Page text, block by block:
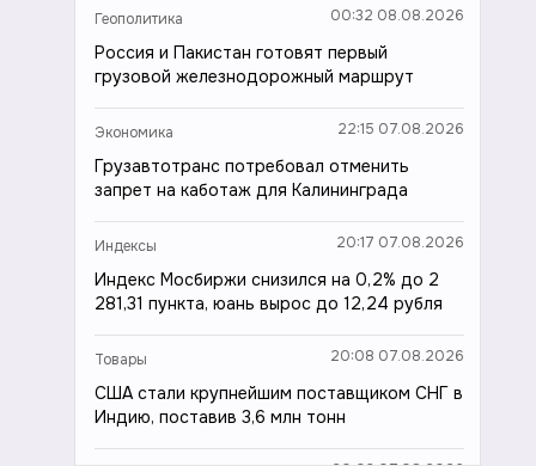
Геополитика 00:32 08.08.2026
Россия и Пакистан готовят первый
грузовой железнодорожный маршрут
Экономика 22:15 07.08.2026
Грузавтотранс потребовал отменить
запрет на каботаж для Калининграда
Индексы 20:17 07.08.2026
Индекс Мосбиржи снизился на 0,2% до 2
281,31 пункта, юань вырос до 12,24 рубля
Товары 20:08 07.08.2026
США стали крупнейшим поставщиком СНГ в
Индию, поставив 3,6 млн тонн